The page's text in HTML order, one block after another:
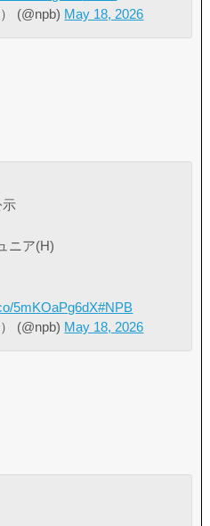
(@npb) May 18, 2026
示
ニア(H)
5mKOaPg6dX#NPB
(@npb) May 18, 2026